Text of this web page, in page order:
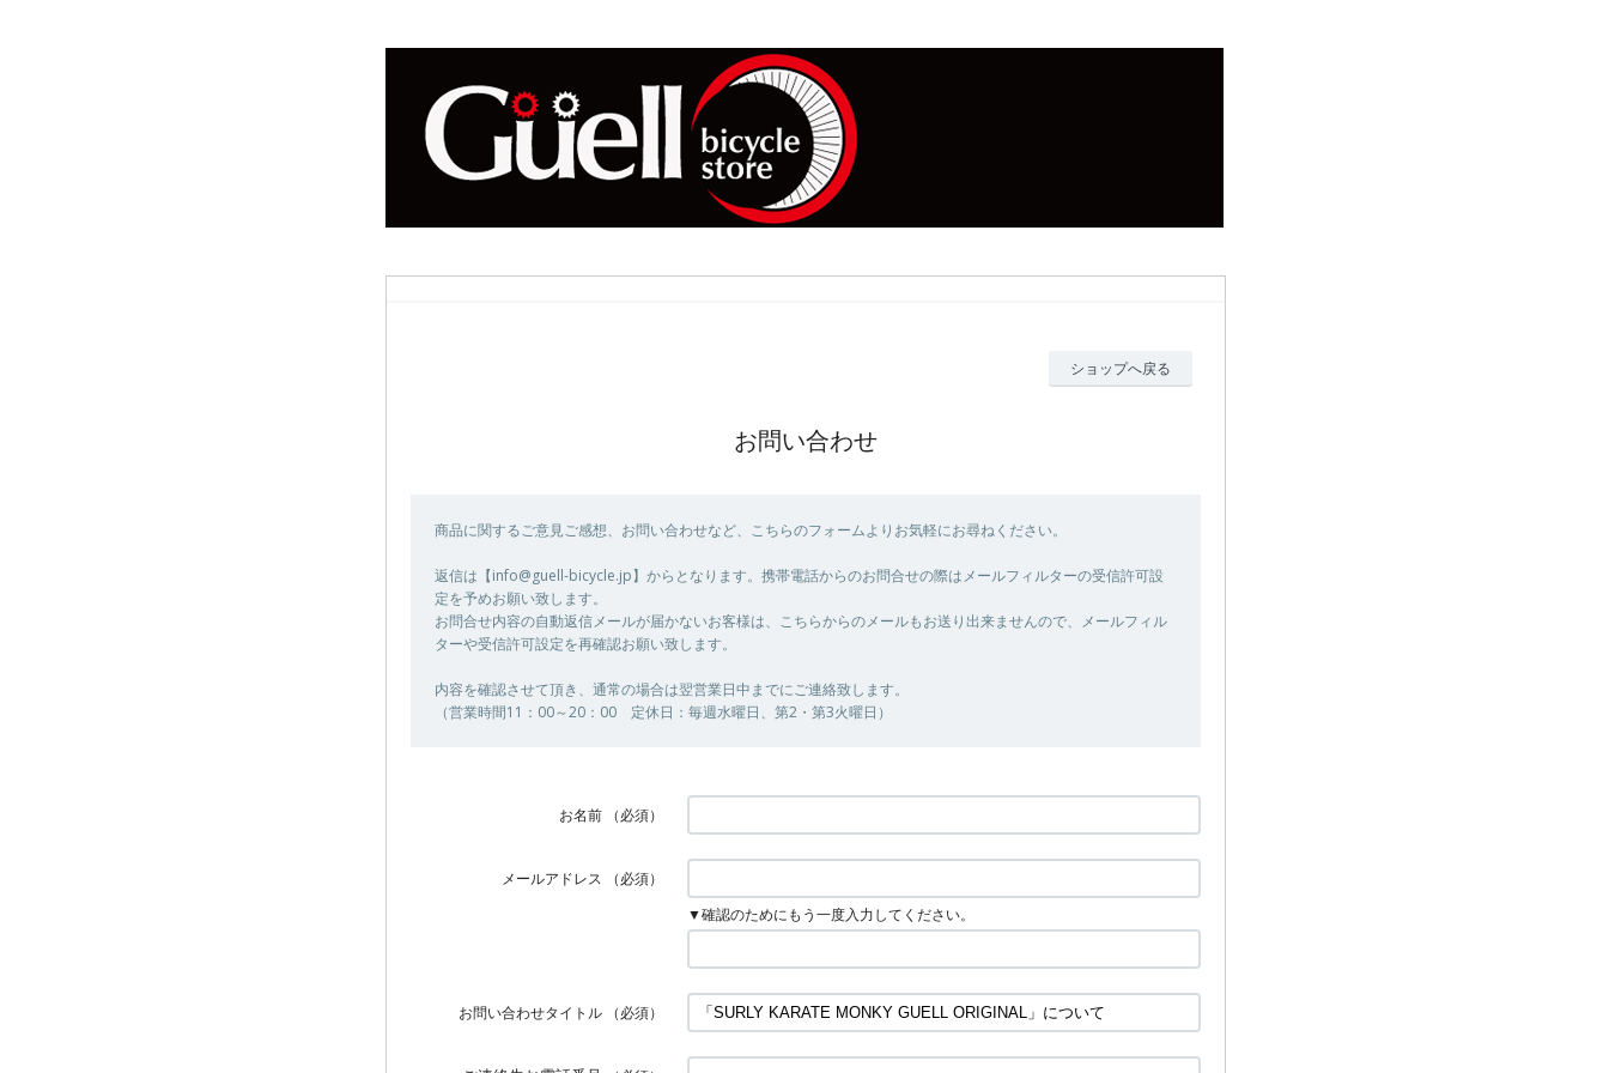
ショップへ戻る
お問い合わせ
商品に関するご意見ご感想、お問い合わせなど、こちらのフォームよりお気軽にお尋ねください。
返信は【info@guell-bicycle.jp】からとなります。携帯電話からのお問合せの際はメールフィルターの受信許可設
定を予めお願い致します。
お問合せ内容の自動返信メールが届かないお客様は、こちらからのメールもお送り出来ませんので、メールフィル
ターや受信許可設定を再確認お願い致します。
内容を確認させて頂き、通常の場合は翌営業日中までにご連絡致します。
（営業時間11：00～20：00 定休日：毎週水曜日、第2・第3火曜日）
お名前 （必須）
メールアドレス
（必須）
▼確認のためにもう一度入力してください。
お問い合わせタイトル （必須）